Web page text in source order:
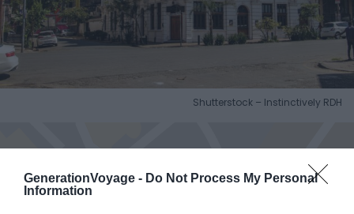
GenerationVoyage - Do Not Process My Personal
Information
Shutterstock – Instinctively RDH
Voir sur la carte